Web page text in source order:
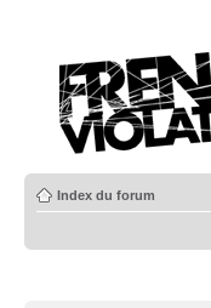
Index du forum